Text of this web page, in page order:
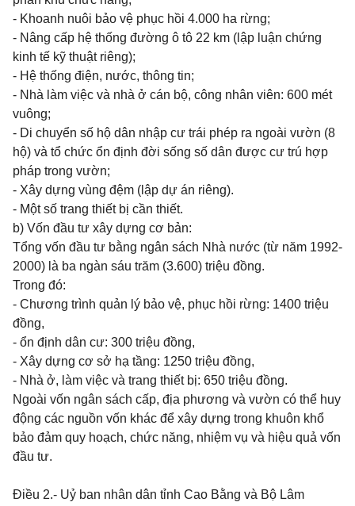
- Khoanh nuôi bảo vệ phục hồi 4.000 ha rừng;
- Nâng cấp hệ thống đường ô tô 22 km (lập luận chứng
kinh tế kỹ thuật riêng);
- Hệ thống điện, nước, thông tin;
- Nhà làm việc và nhà ở cán bộ, công nhân viên: 600 mét
vuông;
- Di chuyển số hộ dân nhập cư trái phép ra ngoài vườn (8
hộ) và tổ chức ổn định đời sống số dân được cư trú hợp
pháp trong vườn;
- Xây dựng vùng đệm (lập dự án riêng).
- Một số trang thiết bị cần thiết.
b) Vốn đầu tư xây dựng cơ bản:
Tổng vốn đầu tư bằng ngân sách Nhà nước (từ năm 1992-
2000) là ba ngàn sáu trăm (3.600) triệu đồng.
Trong đó:
- Chương trình quản lý bảo vệ, phục hồi rừng: 1400 triệu
đồng,
- ổn định dân cư: 300 triệu đồng,
- Xây dựng cơ sở hạ tầng: 1250 triệu đồng,
- Nhà ở, làm việc và trang thiết bị: 650 triệu đồng.
Ngoài vốn ngân sách cấp, địa phương và vườn có thể huy
động các nguồn vốn khác để xây dựng trong khuôn khổ
bảo đảm quy hoạch, chức năng, nhiệm vụ và hiệu quả vốn
đầu tư.
Điều 2.- Uỷ ban nhân dân tỉnh Cao Bằng và Bộ Lâm